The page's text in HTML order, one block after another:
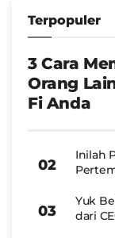
Terpopuler
3 Cara
Orang
Fi Anda
Inilah
Yuk
dari